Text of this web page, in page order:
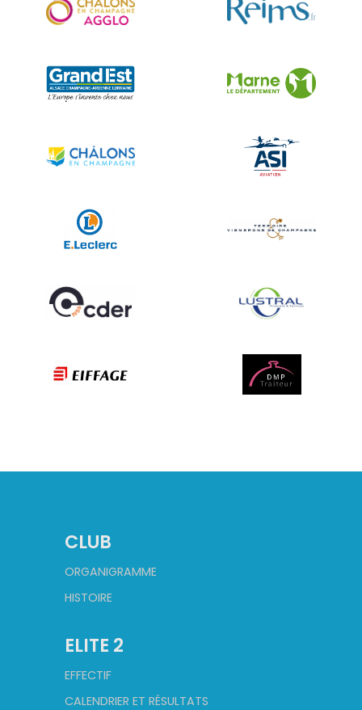
CLUB
ORGANIGRAMME
HISTOIRE
ELITE 2
EFFECTIF
CALENDRIER ET RÉSULTATS